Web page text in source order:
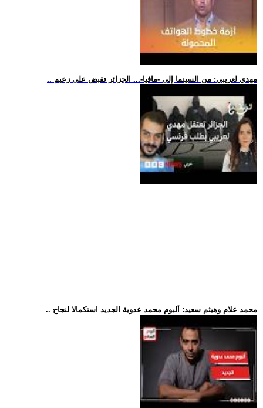
.. مهدي لعريبي: من السينما إلى -مافيا-... الجزائر تقبض على زعيم
.. محمد علام وهيثم سعيد: ألبوم محمد عدوية الجديد استكمالا لنجاح